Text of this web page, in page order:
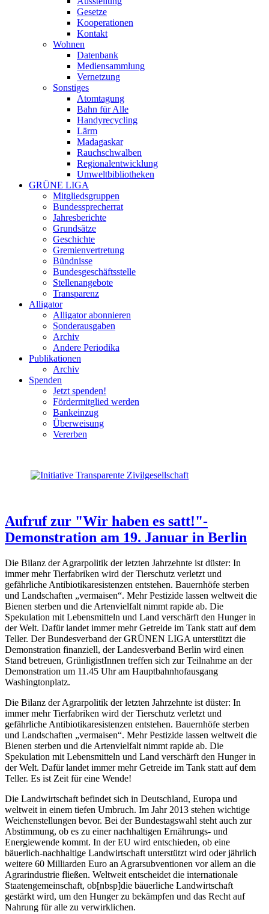
Gesetze
Kooperationen
Kontakt
Wohnen
Datenbank
Mediensammlung
Vernetzung
Sonstiges
Atomtagung
Bahn für Alle
Handyrecycling
Lärm
Madagaskar
Rauchschwalben
Regionalentwicklung
Umweltbibliotheken
GRÜNE LIGA
Mitgliedsgruppen
Bundessprecherrat
Jahresberichte
Grundsätze
Geschichte
Gremienvertretung
Bündnisse
Bundesgeschäftsstelle
Stellenangebote
Transparenz
Alligator
Alligator abonnieren
Sonderausgaben
Archiv
Andere Periodika
Publikationen
Archiv
Spenden
Jetzt spenden!
Fördermitglied werden
Bankeinzug
Überweisung
Vererben
Aufruf zur "Wir haben es satt!"-
Demonstration am 19. Januar in Berlin
Die Bilanz der Agrarpolitik der letzten Jahrzehnte ist düster: In
immer mehr Tierfabriken wird der Tierschutz verletzt und
gefährliche Antibiotikaresistenzen entstehen. Bauernhöfe sterben
und Landschaften „vermaisen“. Mehr Pestizide lassen weltweit die
Bienen sterben und die Artenvielfalt nimmt rapide ab. Die
Spekulation mit Lebensmitteln und Land verschärft den Hunger in
der Welt. Dafür landet immer mehr Getreide im Tank statt auf dem
Teller. Der Bundesverband der GRÜNEN LIGA unterstützt die
Demonstration finanziell, der Landesverband Berlin wird einen
Stand betreuen, GrünligistInnen treffen sich zur Teilnahme an der
Demonstration um 11.45 Uhr am Hauptbahnhofausgang
Washingtonplatz.
Die Bilanz der Agrarpolitik der letzten Jahrzehnte ist düster: In
immer mehr Tierfabriken wird der Tierschutz verletzt und
gefährliche Antibiotikaresistenzen entstehen. Bauernhöfe sterben
und Landschaften „vermaisen“. Mehr Pestizide lassen weltweit die
Bienen sterben und die Artenvielfalt nimmt rapide ab. Die
Spekulation mit Lebensmitteln und Land verschärft den Hunger in
der Welt. Dafür landet immer mehr Getreide im Tank statt auf dem
Teller. Es ist Zeit für eine Wende!
Die Landwirtschaft befindet sich in Deutschland, Europa und
weltweit in einem tiefen Umbruch. Im Jahr 2013 stehen wichtige
Weichenstellungen bevor. Bei der Bundestagswahl steht auch zur
Abstimmung, ob es zu einer nachhaltigen Ernährungs- und
Energiewende kommt. In der EU wird entschieden, ob eine
bäuerlich-nachhaltige Landwirtschaft unterstützt wird oder jährlich
weitere 60 Milliarden Euro an Agrarsubventionen vor allem an die
Agrarindustrie fließen. Weltweit entscheidet die internationale
Staatengemeinschaft, ob[nbsp]die bäuerliche Landwirtschaft
gestärkt wird, um den Hunger zu bekämpfen und das Recht auf
Nahrung für alle zu verwirklichen.